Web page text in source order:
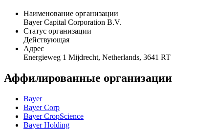
Наименование организации
Bayer Capital Corporation B.V.
Статус организации
Действующая
Адрес
Energieweg 1 Mijdrecht, Netherlands, 3641 RT
Аффилированные организации
Bayer
Bayer Corp
Bayer CropScience
Bayer Holding